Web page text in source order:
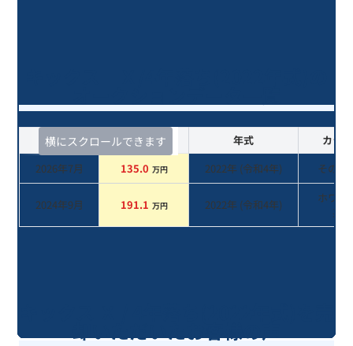
横にスクロールできます
査定時期 セルカ実績 年式
カラー
2026年7月
135.0 万円 2022年 (令和4年) その他
2024年9月 191.1 万円 2022年 (令和4年)
ホワイ
系
却いただいたお客様の声